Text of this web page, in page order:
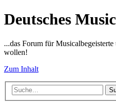
Deutsches
...das Forum für
wollen!
Zum Inhalt